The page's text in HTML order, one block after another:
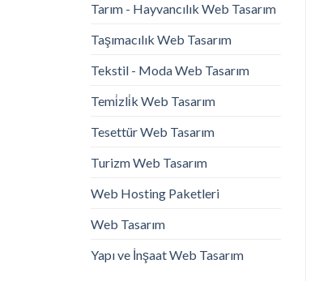
Tarım - Hayvancılık Web Tasarım
Taşımacılık Web Tasarım
Tekstil - Moda Web Tasarım
Temi̇zli̇k Web Tasarım
Tesettür Web Tasarım
Turizm Web Tasarım
Web Hosting Paketleri
Web Tasarım
Yapı ve İnşaat Web Tasarım